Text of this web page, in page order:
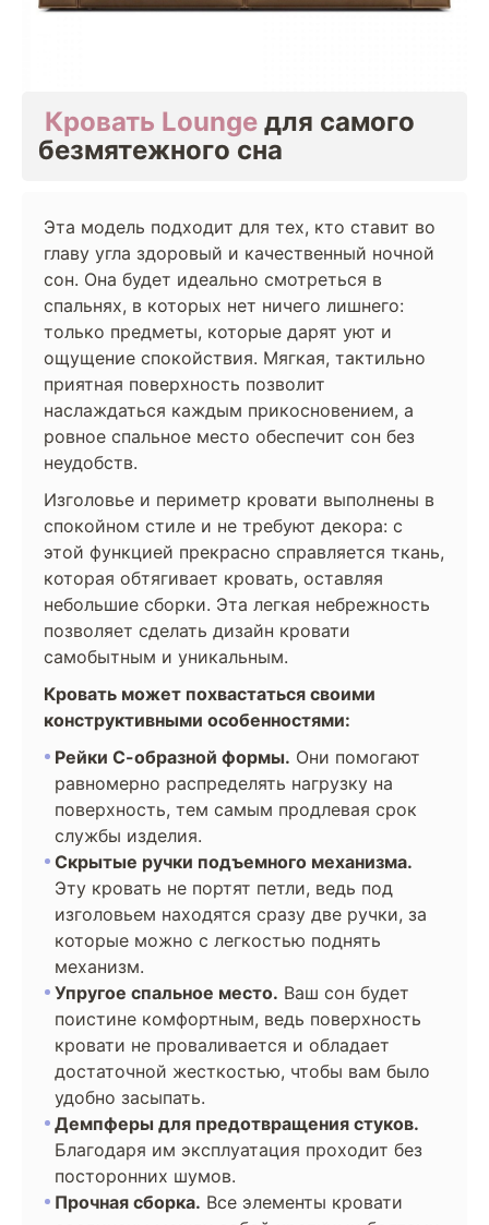
Кровать Lounge для самого
безмятежного сна
Эта модель подходит для тех, кто ставит во
главу угла здоровый и качественный ночной
сон. Она будет идеально смотреться в
спальнях, в которых нет ничего лишнего:
только предметы, которые дарят уют и
ощущение спокойствия. Мягкая, тактильно
приятная поверхность позволит
наслаждаться каждым прикосновением, а
ровное спальное место обеспечит сон без
неудобств.
Изголовье и периметр кровати выполнены в
спокойном стиле и не требуют декора: с
этой функцией прекрасно справляется ткань,
которая обтягивает кровать, оставляя
небольшие сборки. Эта легкая небрежность
позволяет сделать дизайн кровати
самобытным и уникальным.
Кровать может похвастаться своими
конструктивными особенностями:
Рейки С-образной формы. Они помогают
равномерно распределять нагрузку на
поверхность, тем самым продлевая срок
службы изделия.
Скрытые ручки подъемного механизма.
Эту кровать не портят петли, ведь под
изголовьем находятся сразу две ручки, за
которые можно с легкостью поднять
механизм.
Упругое спальное место. Ваш сон будет
поистине комфортным, ведь поверхность
кровати не проваливается и обладает
достаточной жесткостью, чтобы вам было
удобно засыпать.
Демпферы для предотвращения стуков.
Благодаря им эксплуатация проходит без
посторонних шумов.
Прочная сборка. Все элементы кровати